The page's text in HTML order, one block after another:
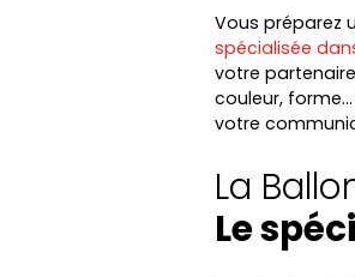
Vous préparez
spécialisée
votre
couleur,
votre
La
Le